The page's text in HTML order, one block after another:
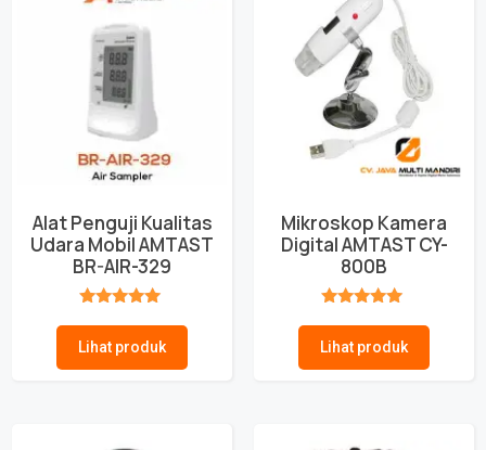
Alat Penguji Kualitas
Udara Mobil AMTAST
BR-AIR-329
Lihat produk
Mikroskop Kamera
Digital AMTAST CY-
800B
Lihat produk